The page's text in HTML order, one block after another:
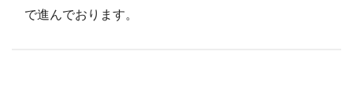
で進んでおります。